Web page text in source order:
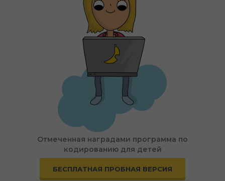
Отмеченная наградами программа по
кодированию для детей
БЕСПЛАТНАЯ ПРОБНАЯ ВЕРСИЯ